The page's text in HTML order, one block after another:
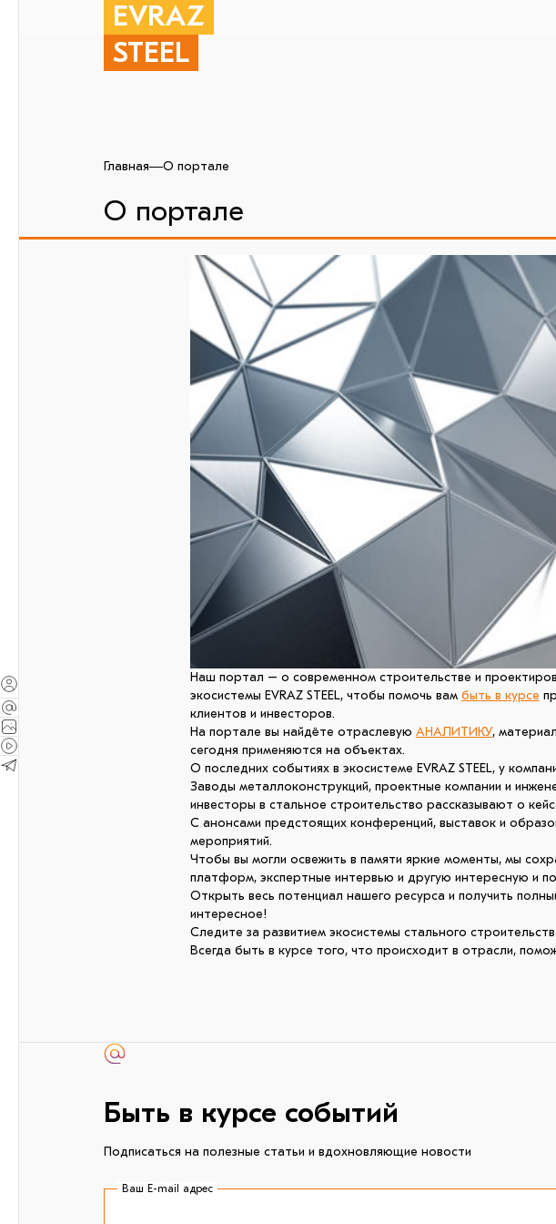
EVRAZ
STEEL
Главная О портале
О портале
Наш портал – о современном строительстве и
экосистемы EVRAZ STEEL, чтобы помочь вам быть в курсе
клиентов и инвесторов.
На портале вы найдёте отраслевую АНАЛИТИКУ,
сегодня применяются на объектах.
О последних событиях в экосистеме EVRAZ STEEL, у
Заводы металлоконструкций, проектные компании и
инвесторы в стальное строительство рассказывают о
С анонсами предстоящих конференций, выставок и
мероприятий.
Чтобы вы могли освежить в памяти яркие моменты, мы
платформ, экспертные интервью и другую интересную и
Открыть весь потенциал нашего ресурса и получить
интересное!
Следите за развитием экосистемы стального
Всегда быть в курсе того, что происходит в отрасли,
Быть в курсе событий
Подписаться на полезные статьи и вдохновляющие новости
Ваш E-mail адрес
Будьте в
• новости отрасли
• реальные кейсы
• прогнозы и
• экспертные